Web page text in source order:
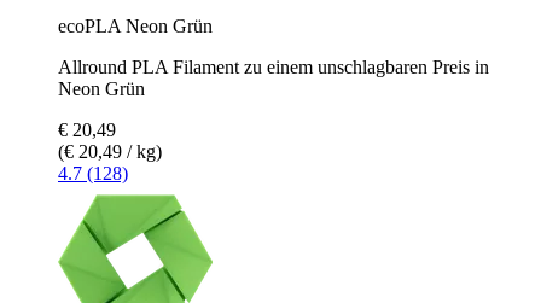
ecoPLA Neon Grün
Allround PLA Filament zu einem unschlagbaren Preis in
Neon Grün
€ 20,49
(€ 20,49 / kg)
4.7 (128)